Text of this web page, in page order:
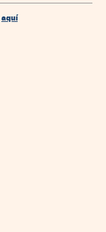
aquí